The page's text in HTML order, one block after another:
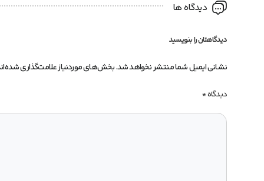
دیدگاه ها
دیدگاهتان را بنویسید
نشانی ایمیل شما منتشر نخواهد شد.بخش‌های موردنیاز علامت‌گذاری
دیدگاه*